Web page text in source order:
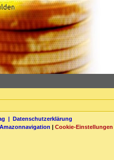
| Datenschutzerklärung
Amazonnavigation | Cookie-Einstellungen